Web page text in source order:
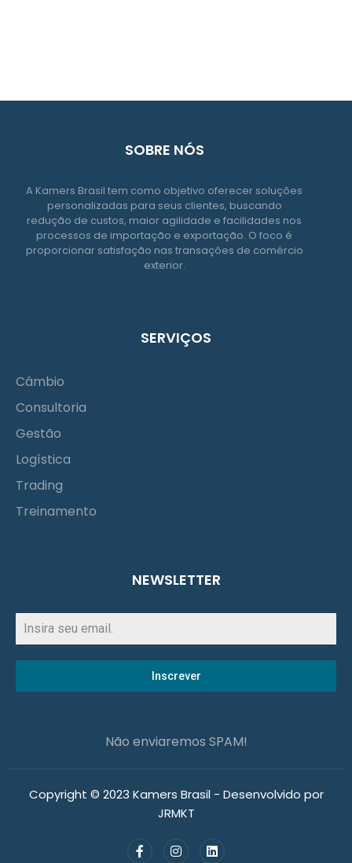
SOBRE NÓS
A Kamers Brasil tem como objetivo oferecer soluções
personalizadas para seus clientes, buscando
redução de custos, maior agilidade e facilidades nos
processos de importação e exportação. O foco é
proporcionar satisfação nas transações de comércio
exterior.
SERVIÇOS
Câmbio
Consultoria
Gestão
Logística
Trading
Treinamento
NEWSLETTER
Inscrever
Não enviaremos SPAM!
Copyright © 2023 Kamers Brasil - Desenvolvido por
JRMKT